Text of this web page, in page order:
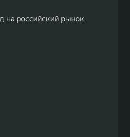
на российский рынок